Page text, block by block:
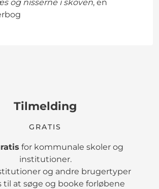
og nisserne i skoven, en
Tilmelding
GRATIS
for kommunale skoler og
institutioner.
og andre brugertyper
til at søge og booke forløbene